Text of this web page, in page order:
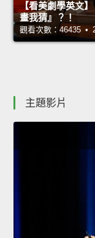
【看美劇學英文
畫我猜』？！
觀看次數：46435 •
主題影片